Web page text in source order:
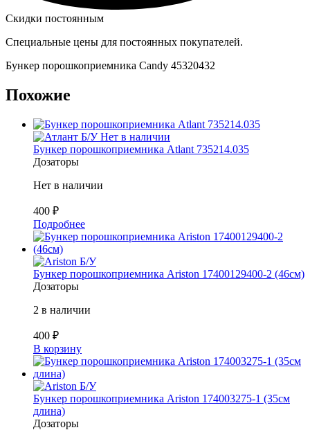
Скидки постоянным
Специальные цены для постоянных покупателей.
Бункер порошкоприемника Candy 45320432
Похожие
Б/У Нет в наличии
Бункер порошкоприемника Atlant 735214.035
Дозаторы
Нет в наличии
400 ₽
Подробнее
Б/У
Бункер порошкоприемника Ariston 17400129400-2 (46см)
Дозаторы
2 в наличии
400 ₽
В корзину
Б/У
Бункер порошкоприемника Ariston 174003275-1 (35см
длина)
Дозаторы